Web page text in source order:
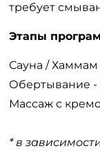
требует
Этапы
Сауна /
Обертывание -
Массаж с
* в